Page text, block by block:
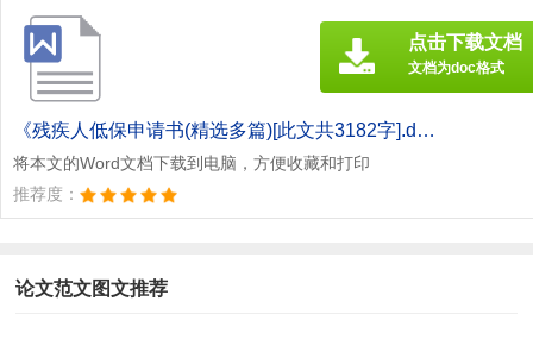
《残疾人低保申请书(精选多篇)[此文共3182字].doc》
将本文的Word文档下载到电脑，方便收藏和打印
推荐度：
点击下载文档
文档为doc格式
论文范文图文推荐